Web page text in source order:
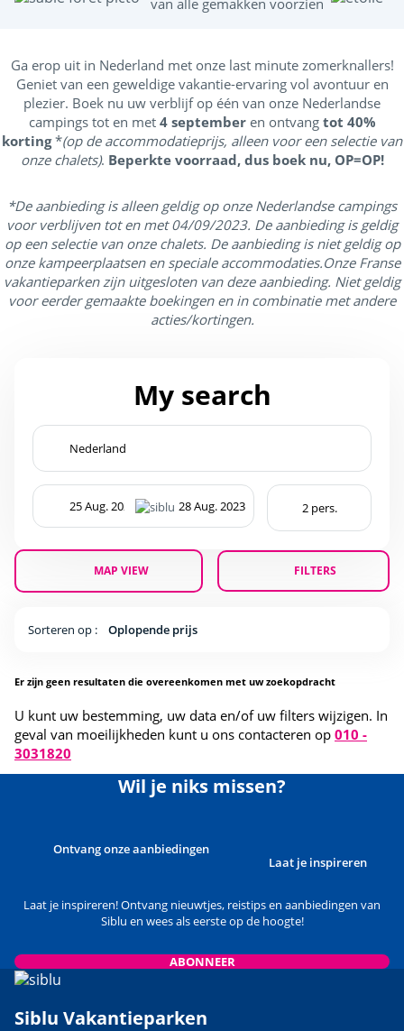
van alle gemakken voorzien
Ga erop uit in Nederland met onze last minute zomerknallers!
Geniet van een geweldige vakantie-ervaring vol avontuur en
plezier. Boek nu uw verblijf op één van onze Nederlandse
campings tot en met 4 septemberen ontvang tot 40%
korting*(op de accommodatieprijs, alleen voor een selectie van
onze chalets). Beperkte voorraad, dus boek nu, OP=OP!
*De aanbieding is alleen geldig op onze Nederlandse campings
voor verblijven tot en met 04/09/2023. De aanbieding is geldig
op een selectie van onze chalets. De aanbieding is niet geldig op
onze kampeerplaatsen en speciale accommodaties.Onze Franse
vakantieparken zijn uitgesloten van deze aanbieding. Niet geldig
voor eerder gemaakte boekingen en in combinatie met andere
acties/kortingen.
My search
MAP VIEW FILTERS
Sorteren op : Oplopende prijs
Er zijn geen resultaten die overeenkomen met uw zoekopdracht
U kunt uw bestemming, uw data en/of uw filters wijzigen. In
geval van moeilijkheden kunt u ons contacteren op 010 -
3031820
Wil je niks missen?
Ontvang onze aanbiedingen
Laat je inspireren
Laat je inspireren! Ontvang nieuwtjes, reistips en aanbiedingen van
Siblu en wees als eerste op de hoogte!
ABONNEER
Siblu Vakantieparken